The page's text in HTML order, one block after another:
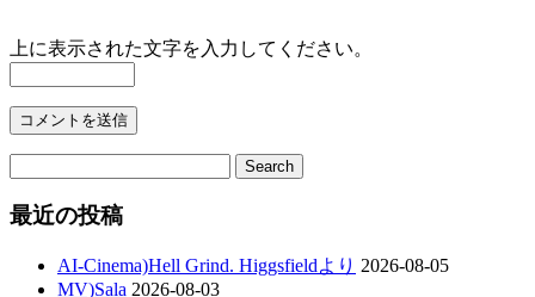
上に表示された文字を入力してください。
最近の投稿
AI-Cinema)Hell Grind. Higgsfieldより 2026-08-05
MV)Sala 2026-08-03